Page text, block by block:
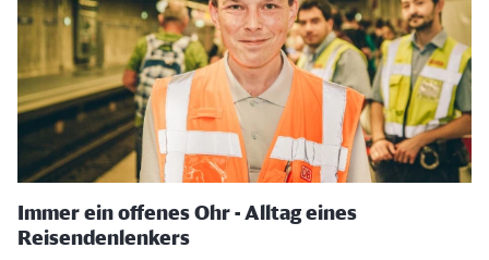
Immer ein offenes Ohr - Alltag eines
Reisendenlenkers